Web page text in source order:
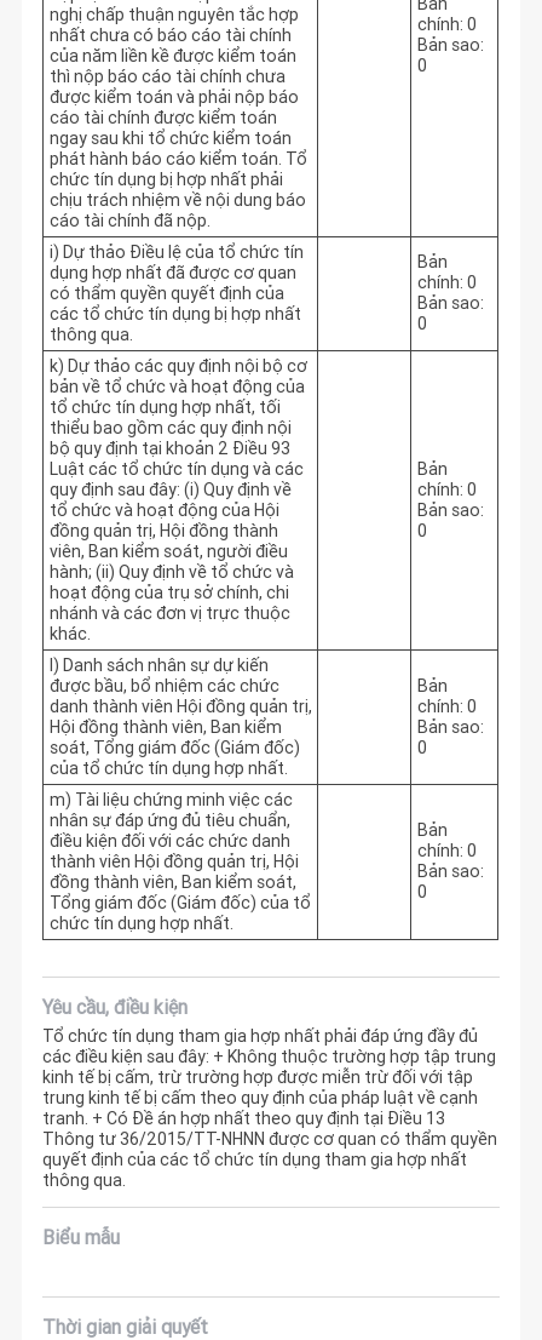
nghị chấp thuận nguyên tắc hợp
nhất chưa có báo cáo tài chính
của năm liền kề được kiểm toán
thì nộp báo cáo tài chính chưa
được kiểm toán và phải nộp báo
cáo tài chính được kiểm toán
ngay sau khi tổ chức kiểm toán
phát hành báo cáo kiểm toán. Tổ
chức tín dụng bị hợp nhất phải
chịu trách nhiệm về nội dung báo
cáo tài chính đã nộp.
chính: 0
Bản sao:
0
i) Dự thảo Điều lệ của tổ chức tín
dụng hợp nhất đã được cơ quan
có thẩm quyền quyết định của
các tổ chức tín dụng bị hợp nhất
thông qua.
Bản
chính: 0
Bản sao:
0
k) Dự thảo các quy định nội bộ cơ
bản về tổ chức và hoạt động của
tổ chức tín dụng hợp nhất, tối
thiểu bao gồm các quy định nội
bộ quy định tại khoản 2 Điều 93
Luật các tổ chức tín dụng và các
quy định sau đây: (i) Quy định về
tổ chức và hoạt động của Hội
đồng quản trị, Hội đồng thành
viên, Ban kiểm soát, người điều
hành; (ii) Quy định về tổ chức và
hoạt động của trụ sở chính, chi
nhánh và các đơn vị trực thuộc
khác.
Bản
chính: 0
Bản sao:
0
l) Danh sách nhân sự dự kiến
được bầu, bổ nhiệm các chức
danh thành viên Hội đồng quản trị,
Hội đồng thành viên, Ban kiểm
soát, Tổng giám đốc (Giám đốc)
của tổ chức tín dụng hợp nhất.
Bản
chính: 0
Bản sao:
0
m) Tài liệu chứng minh việc các
nhân sự đáp ứng đủ tiêu chuẩn,
điều kiện đối với các chức danh
thành viên Hội đồng quản trị, Hội
đồng thành viên, Ban kiểm soát,
Tổng giám đốc (Giám đốc) của tổ
chức tín dụng hợp nhất.
Bản
chính: 0
Bản sao:
0
Yêu cầu, điều kiện
Tổ chức tín dụng tham gia hợp nhất phải đáp ứng đầy đủ
các điều kiện sau đây: + Không thuộc trường hợp tập trung
kinh tế bị cấm, trừ trường hợp được miễn trừ đối với tập
trung kinh tế bị cấm theo quy định của pháp luật về cạnh
tranh. + Có Đề án hợp nhất theo quy định tại Điều 13
Thông tư 36/2015/TT-NHNN được cơ quan có thẩm quyền
quyết định của các tổ chức tín dụng tham gia hợp nhất
thông qua.
Biểu mẫu
Thời gian giải quyết